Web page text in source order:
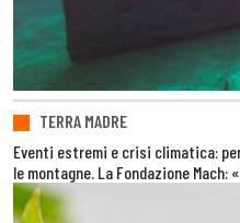
TERRA MADRE
Eventi estremi e crisi climatica:
le montagne. La Fondazione